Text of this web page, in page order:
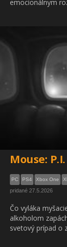
emocionálnym
Mouse:
PC PS4 Xbox One
pridané 27.5.2026
Čo vyláka
alkoholom
svetový prípad o